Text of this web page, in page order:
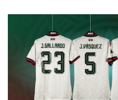
Team Visma | Lease a bike
Netcompany INEOS
EF Education
Team Jayco AlUla
View all Cycling
France Rugby